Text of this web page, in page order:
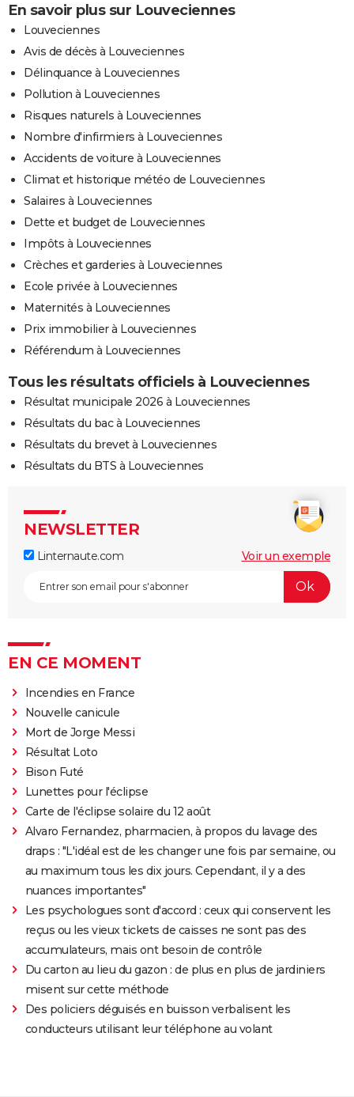
En savoir plus sur Louveciennes
Louveciennes
Avis de décès à Louveciennes
Délinquance à Louveciennes
Pollution à Louveciennes
Risques naturels à Louveciennes
Nombre d'infirmiers à Louveciennes
Accidents de voiture à Louveciennes
Climat et historique météo de Louveciennes
Salaires à Louveciennes
Dette et budget de Louveciennes
Impôts à Louveciennes
Crèches et garderies à Louveciennes
Ecole privée à Louveciennes
Maternités à Louveciennes
Prix immobilier à Louveciennes
Référendum à Louveciennes
Tous les résultats officiels à Louveciennes
Résultat municipale 2026 à Louveciennes
Résultats du bac à Louveciennes
Résultats du brevet à Louveciennes
Résultats du BTS à Louveciennes
NEWSLETTER
Linternaute.com Voir un exemple
EN CE MOMENT
Incendies en France
Nouvelle canicule
Mort de Jorge Messi
Résultat Loto
Bison Futé
Lunettes pour l'éclipse
Carte de l'éclipse solaire du 12 août
Alvaro Fernandez, pharmacien, à propos du lavage des
draps : "L'idéal est de les changer une fois par semaine, ou
au maximum tous les dix jours. Cependant, il y a des
nuances importantes"
Les psychologues sont d'accord : ceux qui conservent les
reçus ou les vieux tickets de caisses ne sont pas des
accumulateurs, mais ont besoin de contrôle
Du carton au lieu du gazon : de plus en plus de jardiniers
misent sur cette méthode
Des policiers déguisés en buisson verbalisent les
conducteurs utilisant leur téléphone au volant